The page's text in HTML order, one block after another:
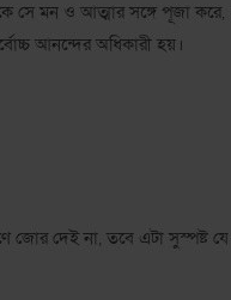
সে মন ও আত্মার সঙ্গে পূজা করে,
আনন্দের অধিকারী হয়।
জোর দেই না, তবে এটা সুস্পষ্ট যে